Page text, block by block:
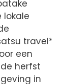
travel*
een
herfst
in